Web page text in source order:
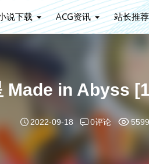
说下载 ACG资讯 站长推荐
Made in Abyss
2022-09-18 0评论